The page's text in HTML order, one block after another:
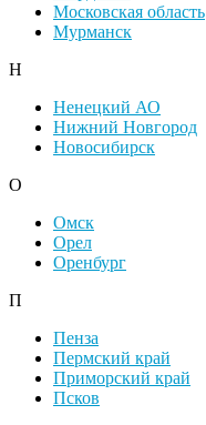
Московская область
Мурманск
Н
Ненецкий АО
Нижний Новгород
Новосибирск
О
Омск
Орел
Оренбург
П
Пенза
Пермский край
Приморский край
Псков